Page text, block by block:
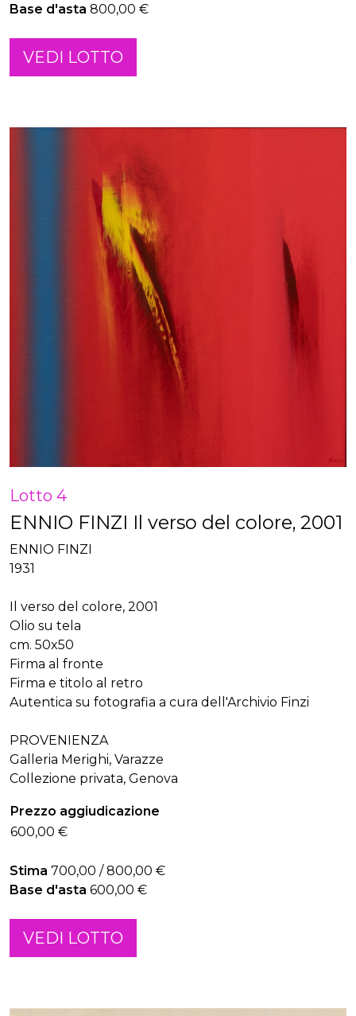
Base d'asta 800,00 €
VEDI LOTTO
Lotto 4
ENNIO FINZI Il verso del colore, 2001
ENNIO FINZI
1931
Il verso del colore, 2001
Olio su tela
cm. 50x50
Firma al fronte
Firma e titolo al retro
Autentica su fotografia a cura dell'Archivio Finzi
PROVENIENZA
Galleria Merighi, Varazze
Collezione privata, Genova
Prezzo aggiudicazione
600,00 €
Stima 700,00 / 800,00 €
Base d'asta 600,00 €
VEDI LOTTO